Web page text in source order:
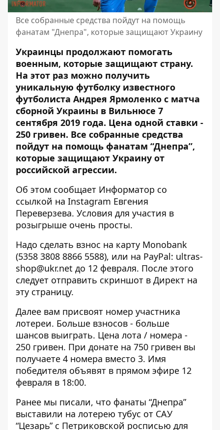
Все собранные средства пойдут на помощь
фанатам "Днепра", которые защищают Украину
Украинцы продолжают помогать
военным, которые защищают страну.
На этот раз можно получить
уникальную футболку известного
футболиста Андрея Ярмоленко с матча
сборной Украины в Вильнюсе 7
сентября 2019 года. Цена одной ставки -
250 гривен. Все собранные средства
пойдут на помощь фанатам “Днепра”,
которые защищают Украину от
российской агрессии.
Об этом сообщает Информатор со
ссылкой на Instagram Евгения
Переверзева. Условия для участия в
розыгрыше очень просты.
Надо сделать взнос на карту Monobank
(5358 3808 8866 5588), или на PayPal: ultras-
shop@ukr.net до 12 февраля. После этого
следует отправить скриншот в Директ на
эту страницу.
Далее вам присвоят номер участника
лотереи. Больше взносов - больше
шансов выиграть. Цена лота / номера -
250 гривен. При донате на 750 гривен вы
получаете 4 номера вместо 3. Имя
победителя объявят в прямом эфире 12
февраля в 18:00.
Ранее мы писали, что фанаты “Днепра”
выставили на лотерею тубус от САУ
“Цезарь” с Петриковской росписью для